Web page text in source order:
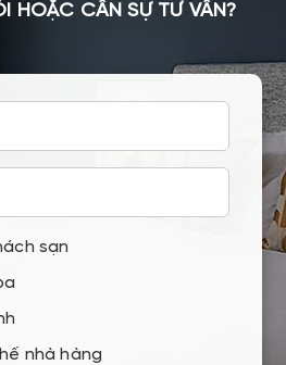
HOẶC CẦN SỰ TƯ VẤN?
sạn
nhà hàng